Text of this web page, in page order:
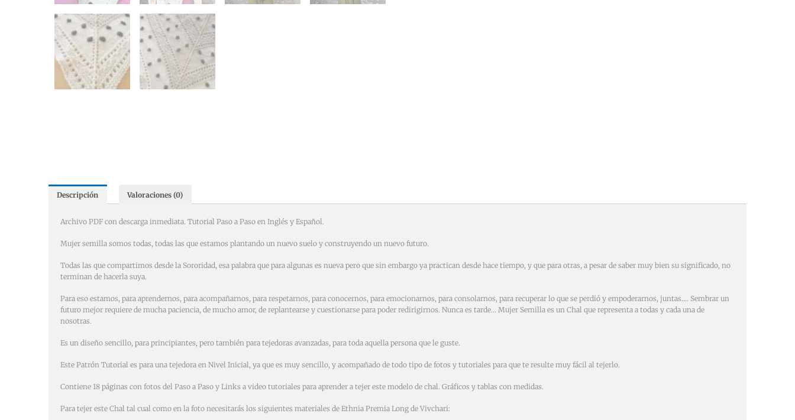
Descripción Valoraciones (0)
Archivo PDF con descarga inmediata. Tutorial Paso a Paso en Inglés y Español.
Mujer semilla somos todas, todas las que estamos plantando un nuevo suelo y construyendo un nuevo futuro.
Todas las que compartimos desde la Sororidad, esa palabra que para algunas es nueva pero que sin embargo ya practican desde hace tiempo, y que para otras, a pesar de saber muy bien su significado, no
terminan de hacerla suya.
Para eso estamos, para aprendernos, para acompañarnos, para respetarnos, para conocernos, para emocionarnos, para consolarnos, para recuperar lo que se perdió y empoderarnos, juntas…. Sembrar un
futuro mejor requiere de mucha paciencia, de mucho amor, de replantearse y cuestionarse para poder redirigirnos. Nunca es tarde… Mujer Semilla es un Chal que representa a todas y cada una de
nosotras.
Es un diseño sencillo, para principiantes, pero también para tejedoras avanzadas, para toda aquella persona que le guste.
Este Patrón Tutorial es para una tejedora en Nivel Inicial, ya que es muy sencillo, y acompañado de todo tipo de fotos y tutoriales para que te resulte muy fácil al tejerlo.
Contiene 18 páginas con fotos del Paso a Paso y Links a video tutoriales para aprender a tejer este modelo de chal. Gráficos y tablas con medidas.
Para tejer este Chal tal cual como en la foto necesitarás los siguientes materiales de Ethnia Premia Long de Vivchari: